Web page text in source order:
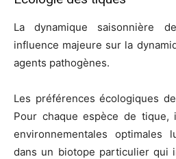
La dynamique saisonnière
influence majeure sur la
agents pathogènes.
Les préférences écologiques
Pour chaque espèce de
environnementales optimales
dans un biotope particulier qui